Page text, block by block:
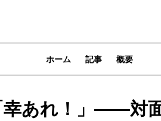
ホーム 記事 概要
あれ！」――対